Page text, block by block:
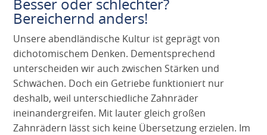
Besser oder schlechter?
Bereichernd anders!
Unsere abendländische Kultur ist geprägt von
dichotomischem Denken. Dementsprechend
unterscheiden wir auch zwischen Stärken und
Schwächen. Doch ein Getriebe funktioniert nur
deshalb, weil unterschiedliche Zahnräder
ineinandergreifen. Mit lauter gleich großen
Zahnrädern lässt sich keine Übersetzung erzielen. Im